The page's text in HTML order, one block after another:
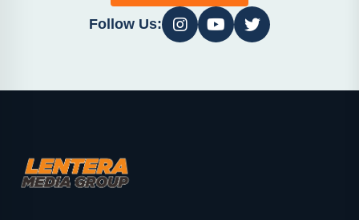
Follow Us: